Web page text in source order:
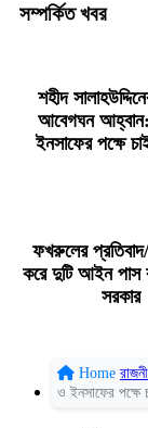
সম্পর্কিত খবর
শহীদ
আবেগঘন
ইনসাফের পক্ষে
ফখরুলের
করে দুটি আইন পাস
সরকার
Home
ও ইনসাফের পক্ষে